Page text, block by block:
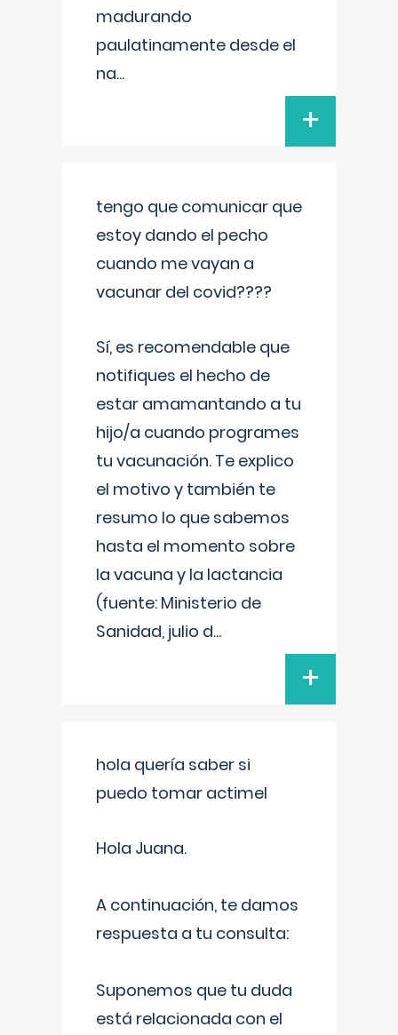
madurando
paulatinamente desde el
na...
+
tengo que comunicar que
estoy dando el pecho
cuando me vayan a
vacunar del covid????
Sí, es recomendable que
notifiques el hecho de
estar amamantando a tu
hijo/a cuando programes
tu vacunación. Te explico
el motivo y también te
resumo lo que sabemos
hasta el momento sobre
la vacuna y la lactancia
(fuente: Ministerio de
Sanidad, julio d...
+
hola quería saber si
puedo tomar actimel
Hola Juana.
A continuación, te damos
respuesta a tu consulta:
Suponemos que tu duda
está relacionada con el